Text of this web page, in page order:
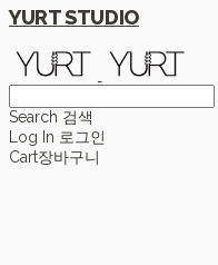
YURT STUDIO
Search 검색
Log In 로그인
Cart장바구니